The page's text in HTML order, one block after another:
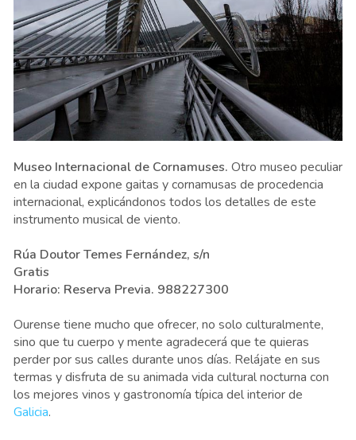
Museo Internacional de Cornamuses. Otro museo peculiar
en la ciudad expone gaitas y cornamusas de procedencia
internacional, explicándonos todos los detalles de este
instrumento musical de viento.
Rúa Doutor Temes Fernández, s/n
Gratis
Horario: Reserva Previa. 988227300
Ourense tiene mucho que ofrecer, no solo culturalmente,
sino que tu cuerpo y mente agradecerá que te quieras
perder por sus calles durante unos días. Relájate en sus
termas y disfruta de su animada vida cultural nocturna con
los mejores vinos y gastronomía típica del interior de
Galicia.